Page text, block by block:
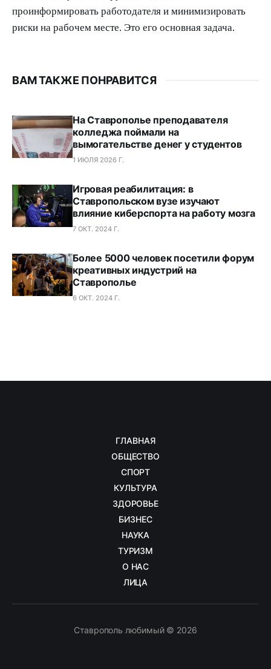
проинформировать работодателя и минимизировать
риски на рабочем месте. Это его основная задача.
ВАМ ТАКЖЕ ПОНРАВИТСЯ
На Ставрополье преподавателя
колледжа поймали на
вымогательстве денег у студентов
1 ИЮЛЯ 2026 Г.
Игровая реабилитация: в
Ставропольском вузе изучают
влияние киберспорта на работу мозга
7 ОКТ. 2024 Г.
Более 5000 человек посетили форум
креативных индустрий на
Ставрополье
6 ОКТ. 2024 Г.
ГЛАВНАЯ
ОБЩЕСТВО
СПОРТ
КУЛЬТУРА
ЗДОРОВЬЕ
БИЗНЕС
НАУКА
ТУРИЗМ
О НАС
ЛИЦА
Ставрополь любимый © 2026